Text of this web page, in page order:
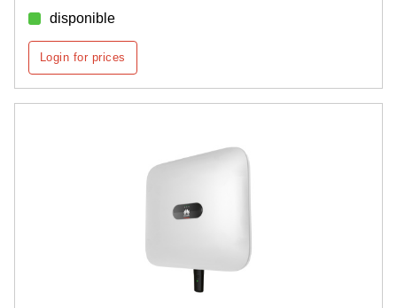
disponible
Login for prices